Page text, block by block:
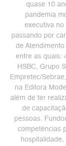
quase 10
pandemia
executiva
passando por
de
entre as quais:
HSBC, Grupo
Empretec/
na Editora
além de ter
de
pessoas.
competências